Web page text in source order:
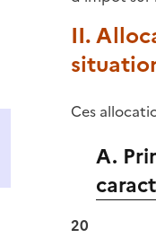
II.
Ces
A.
20